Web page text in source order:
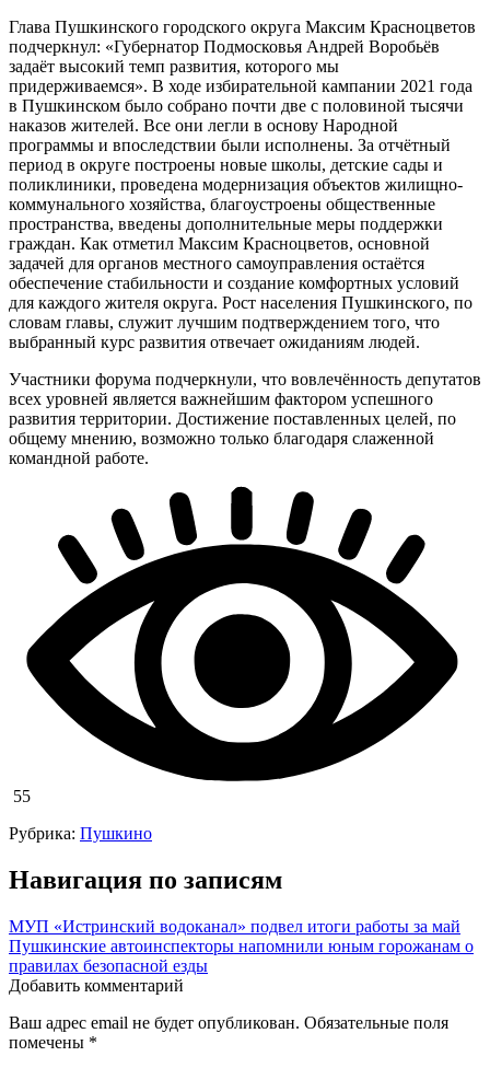
Глава Пушкинского городского округа Максим Красноцветов
подчеркнул: «Губернатор Подмосковья Андрей Воробьёв
задаёт высокий темп развития, которого мы
придерживаемся». В ходе избирательной кампании 2021 года
в Пушкинском было собрано почти две с половиной тысячи
наказов жителей. Все они легли в основу Народной
программы и впоследствии были исполнены. За отчётный
период в округе построены новые школы, детские сады и
поликлиники, проведена модернизация объектов жилищно-
коммунального хозяйства, благоустроены общественные
пространства, введены дополнительные меры поддержки
граждан. Как отметил Максим Красноцветов, основной
задачей для органов местного самоуправления остаётся
обеспечение стабильности и создание комфортных условий
для каждого жителя округа. Рост населения Пушкинского, по
словам главы, служит лучшим подтверждением того, что
выбранный курс развития отвечает ожиданиям людей.
Участники форума подчеркнули, что вовлечённость депутатов
всех уровней является важнейшим фактором успешного
развития территории. Достижение поставленных целей, по
общему мнению, возможно только благодаря слаженной
командной работе.
55
Рубрика: Пушкино
Навигация по записям
МУП «Истринский водоканал» подвел итоги работы за май
Пушкинские автоинспекторы напомнили юным горожанам о
правилах безопасной езды
Добавить комментарий
Ваш адрес email не будет опубликован. Обязательные поля
помечены *